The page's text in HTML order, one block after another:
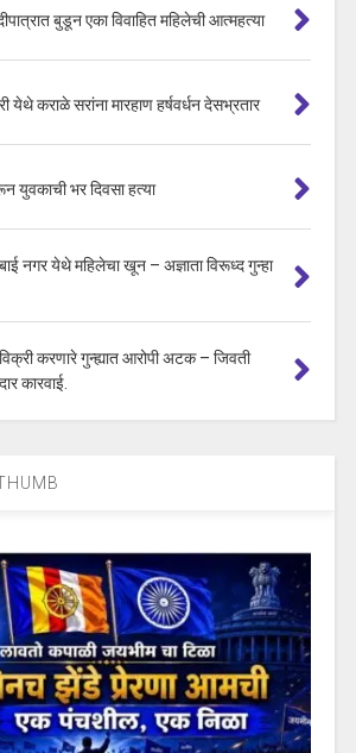
बुडून एका विवाहित महिलेची आत्महत्या
येथे कराळे सरांना मारहाण हर्षवर्धन देसभ्रतार
युवकाची भर दिवसा हत्या
नगर येथे महिलेचा खून – अज्ञाता विरूध्द गुन्हा
करणारे गुन्ह्यात आरोपी अटक – जिवती
कारवाई.